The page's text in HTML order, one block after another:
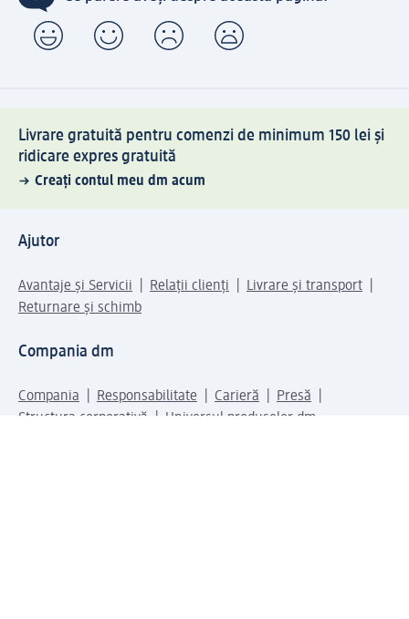
Livrare gratuită pentru comenzi de minimum 150 lei și
ridicare expres gratuită
Creați contul meu dm acum
Ajutor
Avantaje și Servicii Relații clienți
Livrare și transport
Returnare și schimb
Compania dm
Compania Responsabilitate Carieră
Presă
Structura corporativă
Universul produselor dm